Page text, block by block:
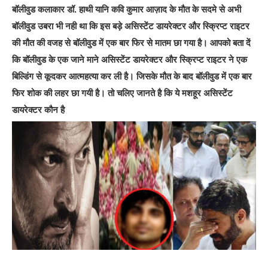
बॉलीवुड कलाकार डॉ. हाथी यानि कवि कुमार आज़ाद के मौत के सदमे से अभी
बॉलीवुड उबरा भी नही था कि इस बड़े असिस्टेंट डायरेक्टर और स्क्रिप्ट राइटर
की मौत की वजह से बॉलीवुड में एक बार फिर से मातम छा गया है। आपको बता दें
कि बॉलीवुड के एक जाने माने असिस्टेंट डायरेक्टर और स्क्रिप्ट राइटर ने एक
बिल्डिंग से कूदकर आत्महत्या कर ली है। जिसके मौत के बाद बॉलीवुड में एक बार
फिर शोक की लहर छा गयी है। तो चलिए जानते है कि ये मशहूर असिस्टेंट
डायरेक्टर कौन है